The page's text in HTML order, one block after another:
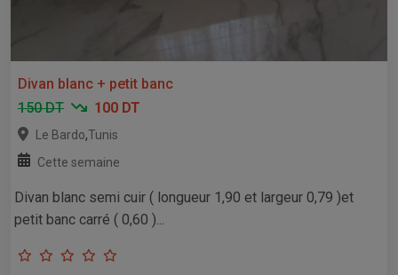
Divan blanc + petit banc
150 DT
100 DT
Le Bardo,Tunis
Cette semaine
Divan blanc semi cuir ( longueur 1,90 et largeur 0,79 )et
petit banc carré ( 0,60 )...